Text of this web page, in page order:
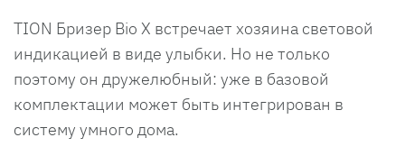
TION Бризер Bio Х встречает хозяина световой
индикацией в виде улыбки. Но не только
поэтому он дружелюбный: уже в базовой
комплектации может быть интегрирован в
систему умного дома.